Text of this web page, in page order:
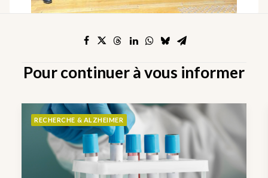
Pour continuer à vous informer
RECHERCHE & ALZHEIMER